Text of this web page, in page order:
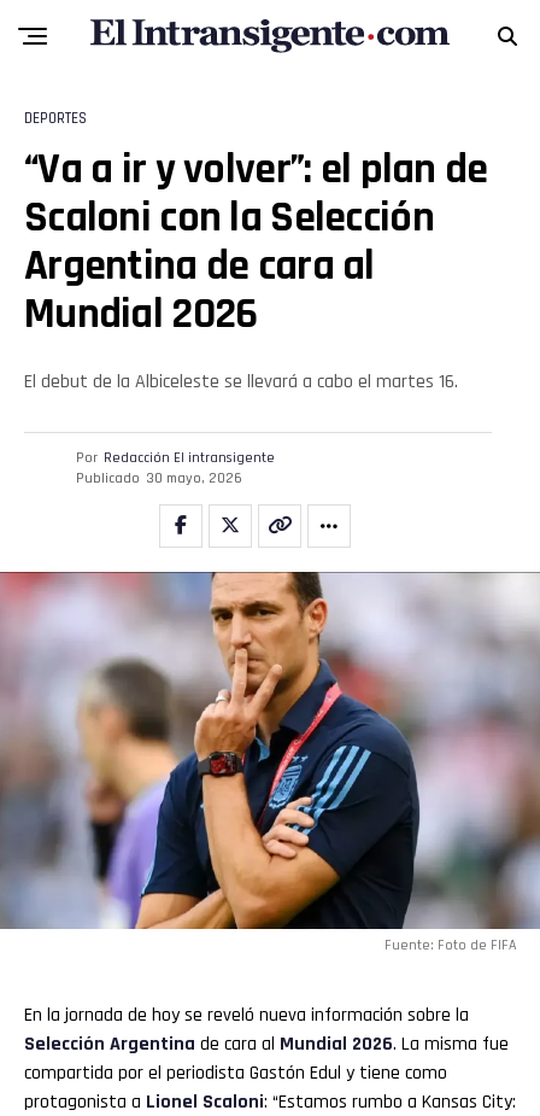
DEPORTES
“Va a ir y volver”: el plan de
Scaloni con la Selección
Argentina de cara al
Mundial 2026
El debut de la Albiceleste se llevará a cabo el martes 16.
Por Redacción El intransigente
Publicado 30 mayo, 2026
Fuente: Foto de FIFA
En la jornada de hoy se reveló nueva información sobre la
Selección Argentina de cara al Mundial 2026. La misma fue
compartida por el periodista Gastón Edul y tiene como
protagonista a Lionel Scaloni: “Estamos rumbo a Kansas City:
Flipboard
Reddit
Pinterest
Whatsapp
Email